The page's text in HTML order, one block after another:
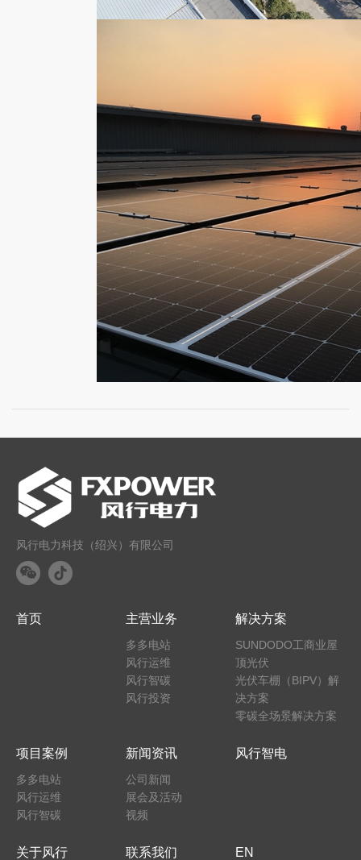
风行电力科技（绍兴）有限公司
首页 主营业务
多多电站
风行运维
风行智碳
风行投资
解决方案
SUNDODO工商业屋
顶光伏
光伏车棚（BIPV）解
决方案
零碳全场景解决方案
项目案例
多多电站
风行运维
风行智碳
新闻资讯
公司新闻
展会及活动
视频
风行智电
关于风行 联系我们 EN